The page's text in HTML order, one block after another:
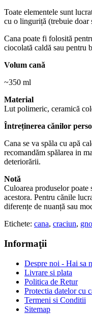
Toate elementele sunt
cu o linguriță (trebuie doar
Cana poate fi folosită
ciocolată caldă sau pentru
Volum cană
~350 ml
Material
Lut polimeric, ceramică
Întreținerea cănilor
Cana se va spăla cu apă
recomandăm spălarea in
deteriorării.
Notă
Culoarea produselor poate
acestora. Pentru cănile
diferențe de nuanță sau
Etichete: cana, craciun,
Informaţii
Despre noi - Hai sa
Livrare si plata
Politica de Retur
Protectia datelor cu
Termeni si Conditii
Sitemap